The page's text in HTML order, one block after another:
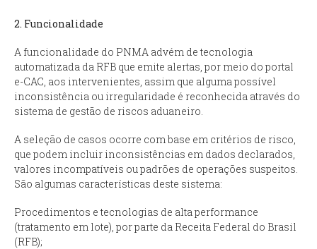
2. Funcionalidade
A funcionalidade do PNMA advém de tecnologia
automatizada da RFB que emite alertas, por meio do portal
e-CAC, aos intervenientes, assim que alguma possível
inconsistência ou irregularidade é reconhecida através do
sistema de gestão de riscos aduaneiro.
A seleção de casos ocorre com base em critérios de risco,
que podem incluir inconsistências em dados declarados,
valores incompatíveis ou padrões de operações suspeitos.
São algumas características deste sistema:
Procedimentos e tecnologias de alta performance
(tratamento em lote), por parte da Receita Federal do Brasil
(RFB);